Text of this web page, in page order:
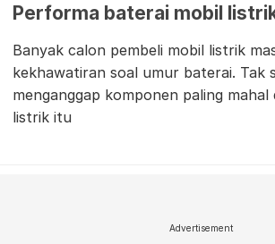
Performa baterai mobil
Banyak calon pembeli mobil listrik
kekhawatiran soal umur baterai. Tak
menganggap komponen paling mahal
listrik itu
Advertisement